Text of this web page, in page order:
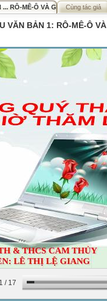
RÔ-MÊ-Ô VÀ GIU-LI-ÉTCùng tác giả
VĂN BẢN 1: RÔ-MÊ-Ô VÀ
1 / 17